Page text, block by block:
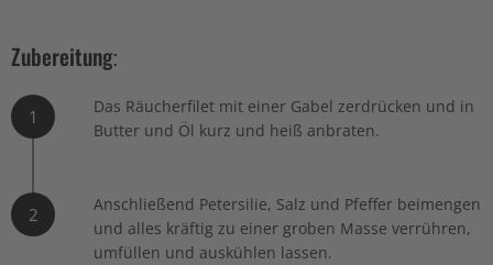
Zubereitung:
1
Das Räucherfilet mit einer Gabel zerdrücken und in
Butter und Öl kurz und heiß anbraten.
2
Anschließend Petersilie, Salz und Pfeffer beimengen
und alles kräftig zu einer groben Masse verrühren,
umfüllen und auskühlen lassen.